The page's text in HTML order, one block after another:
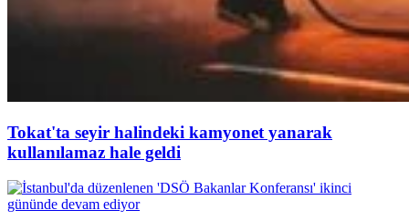
Tokat'ta seyir halindeki kamyonet yanarak
kullanılamaz hale geldi